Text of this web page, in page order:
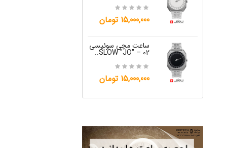
15,000,000 تومان
ساعت مچی سوئیسی
SLOW "JO" – 02..
15,000,000 تومان